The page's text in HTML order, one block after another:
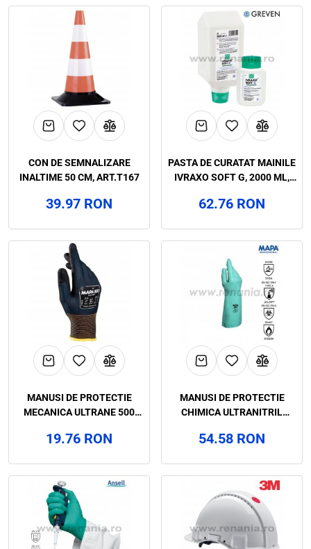
CON DE SEMNALIZARE
INALTIME 50 CM, ART.T167
39.97 RON
PASTA DE CURATAT MAINILE
IVRAXO SOFT G, 2000 ML,
62.76 RON
MANUSI DE PROTECTIE
MECANICA ULTRANE 500
19.76 RON
MANUSI DE PROTECTIE
CHIMICA ULTRANITRIL
54.58 RON